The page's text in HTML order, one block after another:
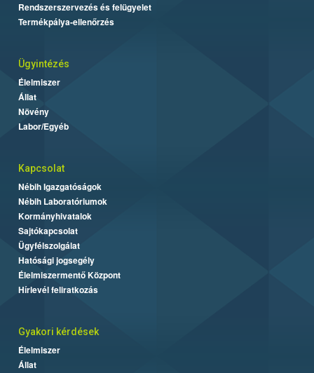
Rendszerszervezés és felügyelet
Termékpálya-ellenőrzés
Ügyintézés
Élelmiszer
Állat
Növény
Labor/Egyéb
Kapcsolat
Nébih Igazgatóságok
Nébih Laboratóriumok
Kormányhivatalok
Sajtókapcsolat
Ügyfélszolgálat
Hatósági jogsegély
Élelmiszermentő Központ
Hírlevél feliratkozás
Gyakori kérdések
Élelmiszer
Állat